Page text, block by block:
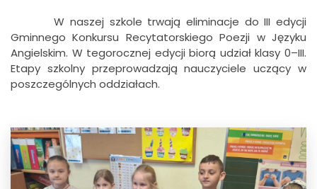
W naszej szkole trwają eliminacje do III edycji
Gminnego Konkursu Recytatorskiego Poezji w Języku
Angielskim. W tegorocznej edycji biorą udział klasy 0–III.
Etapy szkolny przeprowadzają nauczyciele uczący w
poszczególnych oddziałach.